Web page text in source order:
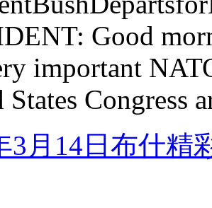
Good
important
Congress
3月14日布什精